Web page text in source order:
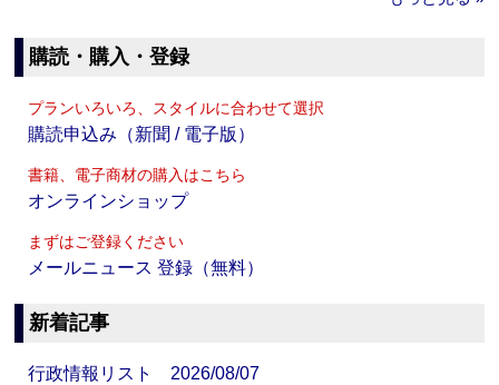
購読・購入・登録
プランいろいろ、スタイルに合わせて選択
購読申込み（新聞 / 電子版）
書籍、電子商材の購入はこちら
オンラインショップ
まずはご登録ください
メールニュース 登録（無料）
新着記事
行政情報リスト 2026/08/07